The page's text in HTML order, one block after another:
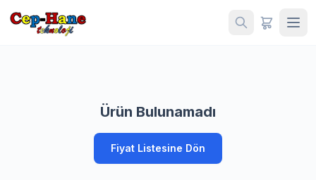
Ürün Bulunamadı
Fiyat Listesine Dön